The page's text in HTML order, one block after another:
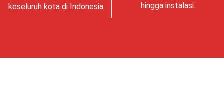
keseluruh kota di Indonesia
hingga instalasi.